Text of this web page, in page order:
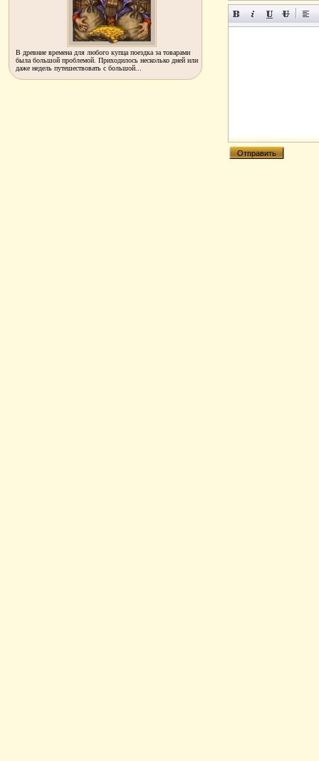
В древние времена для любого купца поездка за товарами
была большой проблемой. Приходилось несколько дней или
даже недель путешествовать с большой...